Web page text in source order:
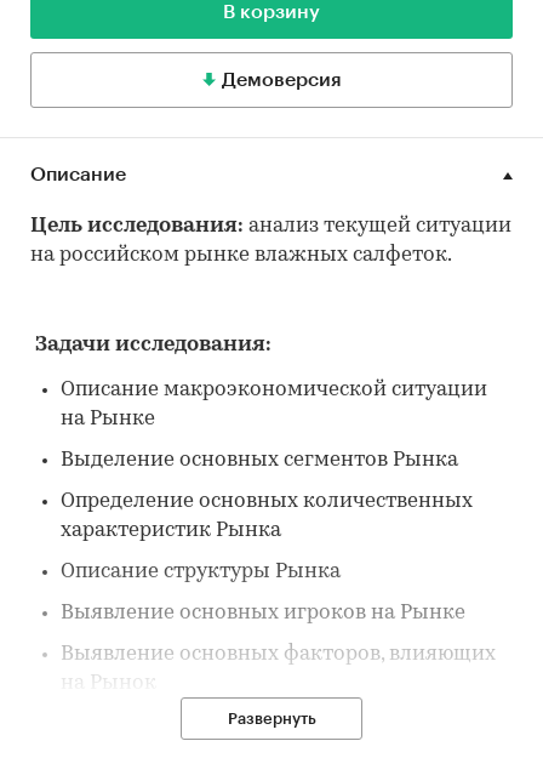
В корзину
Демоверсия
Описание
Цель исследования: анализ текущей ситуации
на российском рынке влажных салфеток.
Задачи исследования:
Описание макроэкономической ситуации
на Рынке
Выделение основных сегментов Рынка
Определение основных количественных
характеристик Рынка
Описание структуры Рынка
Выявление основных игроков на Рынке
Выявление основных факторов, влияющих
на Рынок
Развернуть